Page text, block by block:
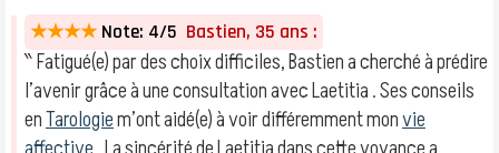
★★★★ Note: 4/5 Bastien, 35 ans :
‶ Fatigué(e) par des choix difficiles, Bastien a cherché à prédire
l’avenir grâce à une consultation avec Laetitia . Ses conseils
enTarologiem’ont aidé(e) à voir différemment monvie